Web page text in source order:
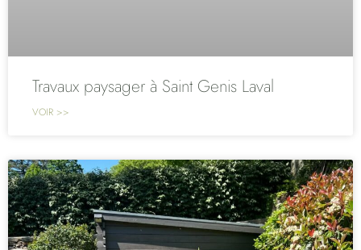
Travaux paysager à Saint Genis Laval
VOIR >>